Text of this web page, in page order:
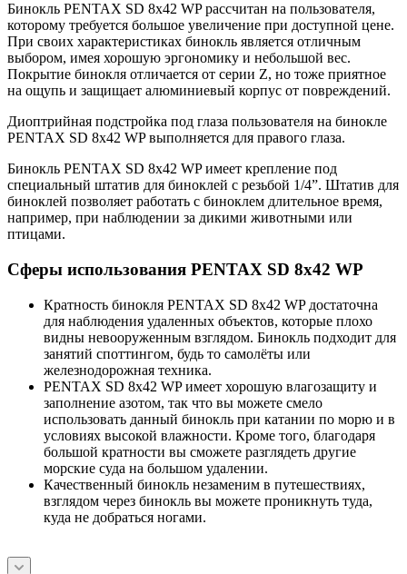
Бинокль PENTAX SD 8x42 WP рассчитан на пользователя,
которому требуется большое увеличение при доступной цене.
При своих характеристиках бинокль является отличным
выбором, имея хорошую эргономику и небольшой вес.
Покрытие бинокля отличается от серии Z, но тоже приятное
на ощупь и защищает алюминиевый корпус от повреждений.
Диоптрийная подстройка под глаза пользователя на бинокле
PENTAX SD 8x42 WP выполняется для правого глаза.
Бинокль PENTAX SD 8x42 WP имеет крепление под
специальный штатив для биноклей с резьбой 1/4”. Штатив для
биноклей позволяет работать с биноклем длительное время,
например, при наблюдении за дикими животными или
птицами.
Сферы использования PENTAX SD 8x42 WP
Кратность бинокля PENTAX SD 8x42 WP достаточна
для наблюдения удаленных объектов, которые плохо
видны невооруженным взглядом. Бинокль подходит для
занятий споттингом, будь то самолёты или
железнодорожная техника.
PENTAX SD 8x42 WP имеет хорошую влагозащиту и
заполнение азотом, так что вы можете смело
использовать данный бинокль при катании по морю и в
условиях высокой влажности. Кроме того, благодаря
большой кратности вы сможете разглядеть другие
морские суда на большом удалении.
Качественный бинокль незаменим в путешествиях,
взглядом через бинокль вы можете проникнуть туда,
куда не добраться ногами.